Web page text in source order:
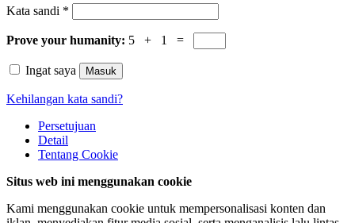
Kata sandi *
Prove your humanity: 5 + 1 =
Ingat saya Masuk
Kehilangan kata sandi?
Persetujuan
Detail
Tentang Cookie
Situs web ini menggunakan cookie
Kami menggunakan cookie untuk mempersonalisasi konten dan